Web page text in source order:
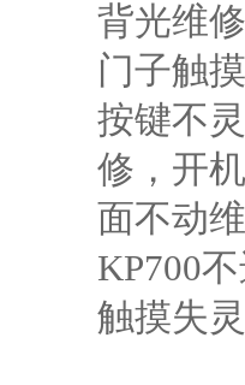
背光维
门子触
按键不
修，开
面不动
KP700
触摸失